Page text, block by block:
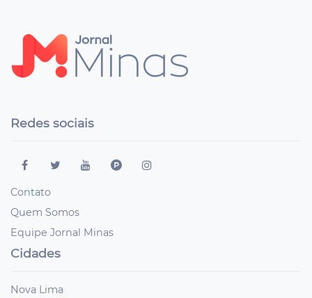
Redes sociais
Contato
Quem Somos
Equipe Jornal Minas
Cidades
Nova Lima